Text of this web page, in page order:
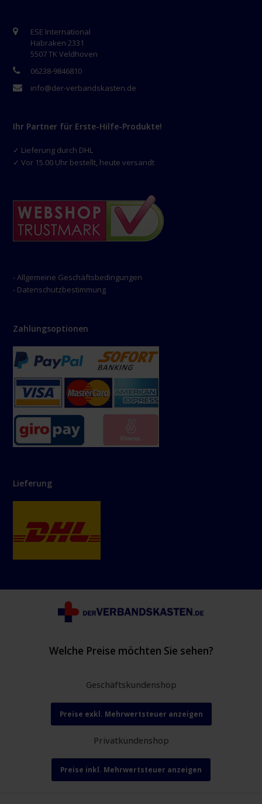
ESE International
Habraken 2331
5507 TK Veldhoven
06238-9846810
info@der-verbandskasten.de
Ihr Partner für Erste-Hilfe-Produkte!
✓ Lieferung durch DHL
✓ Vor 15.00 Uhr bestellt, heute versandt
- Allgemeine Geschäftsbedingungen
- Datenschutzbestimmung
Zahlungsoptionen
Lieferung
Welche Preise möchten Sie sehen?
Geschäftskundenshop
Preise exkl. Mehrwertsteuer anzeigen
Privatkundenshop
Preise inkl. Mehrwertsteuer anzeigen